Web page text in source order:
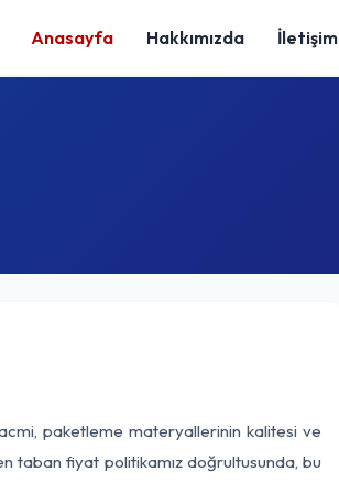
Anasayfa Hakkımızda İletişim
paketleme materyallerinin kalitesi ve
taban fiyat politikamız doğrultusunda, bu